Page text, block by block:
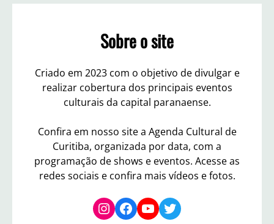
Sobre o site
Criado em 2023 com o objetivo de divulgar e
realizar cobertura dos principais eventos
culturais da capital paranaense.
Confira em nosso site a Agenda Cultural de
Curitiba, organizada por data, com a
programação de shows e eventos. Acesse as
redes sociais e confira mais vídeos e fotos.
Instagram Facebook YouTube Twitter